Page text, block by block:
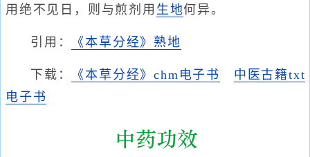
用绝不见日，则与煎剂用 生地何异。
引用： 《本草分经》熟地
下载： 《本草分经》chm电子书
中医古籍txt
电子书